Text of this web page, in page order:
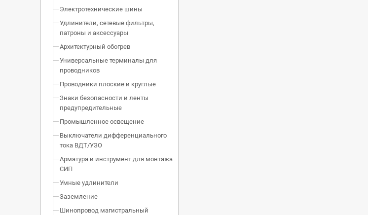
Электротехнические шины
Удлинители, сетевые фильтры,
патроны и аксессуары
Архитектурный обогрев
Универсальные терминалы для
проводников
Проводники плоские и круглые
Знаки безопасности и ленты
предупредительные
Промышленное освещение
Выключатели дифференциального
тока ВДТ/УЗО
Арматура и инструмент для монтажа
СИП
Умные удлинители
Заземление
Шинопровод магистральный